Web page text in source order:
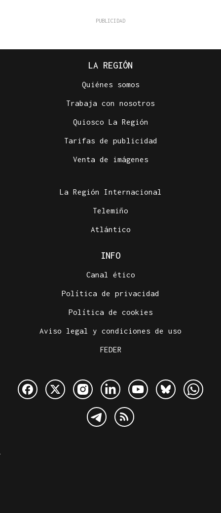
LA REGIÓN
Quiénes somos
Trabaja con nosotros
Quiosco La Región
Tarifas de publicidad
Venta de imágenes
La Región Internacional
Telemiño
Atlántico
INFO
Canal ético
Política de privacidad
Política de cookies
Aviso legal y condiciones de uso
FEDER